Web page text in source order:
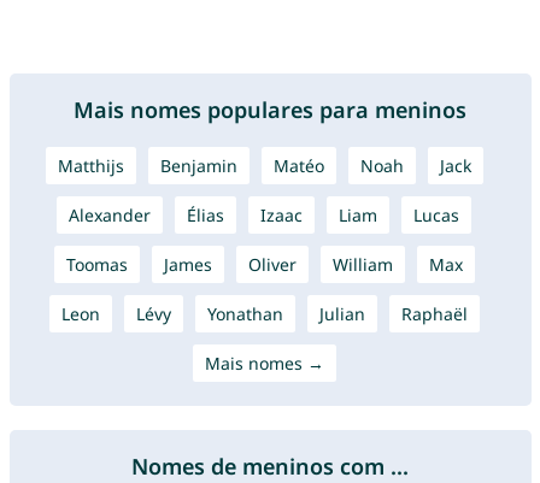
Mais nomes populares para meninos
Matthijs Benjamin Matéo Noah Jack
Alexander Élias Izaac Liam Lucas
Toomas James Oliver William Max
Leon Lévy Yonathan Julian Raphaël
Mais nomes →
Nomes de meninos com ...